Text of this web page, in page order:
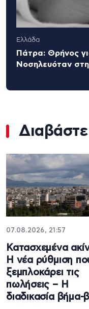
Ελλάδα
Πάτρα: Θρήνος
Νοσηλευόταν
07.08.2026, 21:57
Κατασχεμένα
Η νέα ρύθμιση
ξεμπλοκάρει τις
πωλήσεις – Η
διαδικασία βήμα-